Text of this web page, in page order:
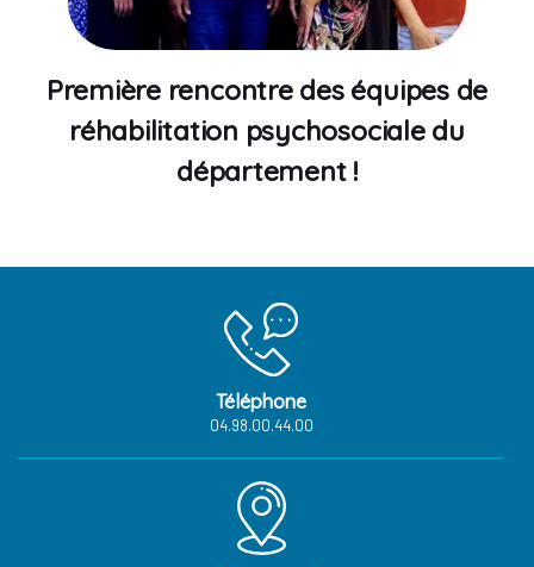
Première rencontre des équipes de
réhabilitation psychosociale du
département !
Téléphone
04.98.00.44.00